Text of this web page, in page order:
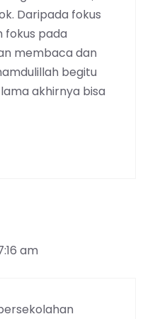
Daripada fokus
fokus pada
membaca dan
begitu
akhirnya bisa
am